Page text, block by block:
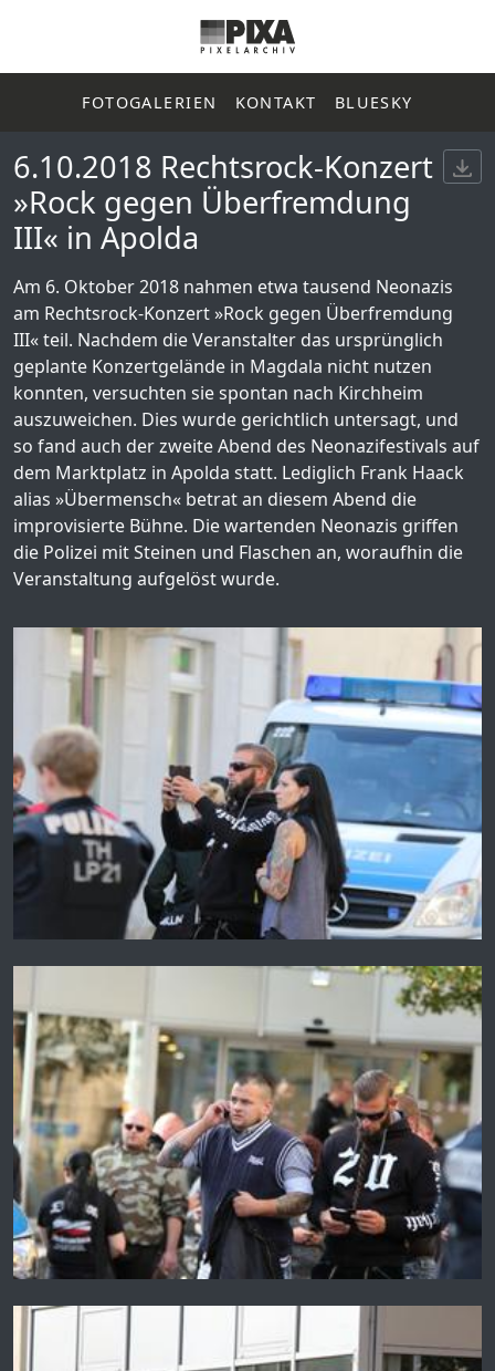
FOTOGALERIEN KONTAKT BLUESKY
6.10.2018 Rechtsrock-Konzert
»Rock gegen Überfremdung
III« in Apolda
Am 6. Oktober 2018 nahmen etwa tausend Neonazis
am Rechtsrock-Konzert »Rock gegen Überfremdung
III« teil. Nachdem die Veranstalter das ursprünglich
geplante Konzertgelände in Magdala nicht nutzen
konnten, versuchten sie spontan nach Kirchheim
auszuweichen. Dies wurde gerichtlich untersagt, und
so fand auch der zweite Abend des Neonazifestivals auf
dem Marktplatz in Apolda statt. Lediglich Frank Haack
alias »Übermensch« betrat an diesem Abend die
improvisierte Bühne. Die wartenden Neonazis griffen
die Polizei mit Steinen und Flaschen an, woraufhin die
Veranstaltung aufgelöst wurde.